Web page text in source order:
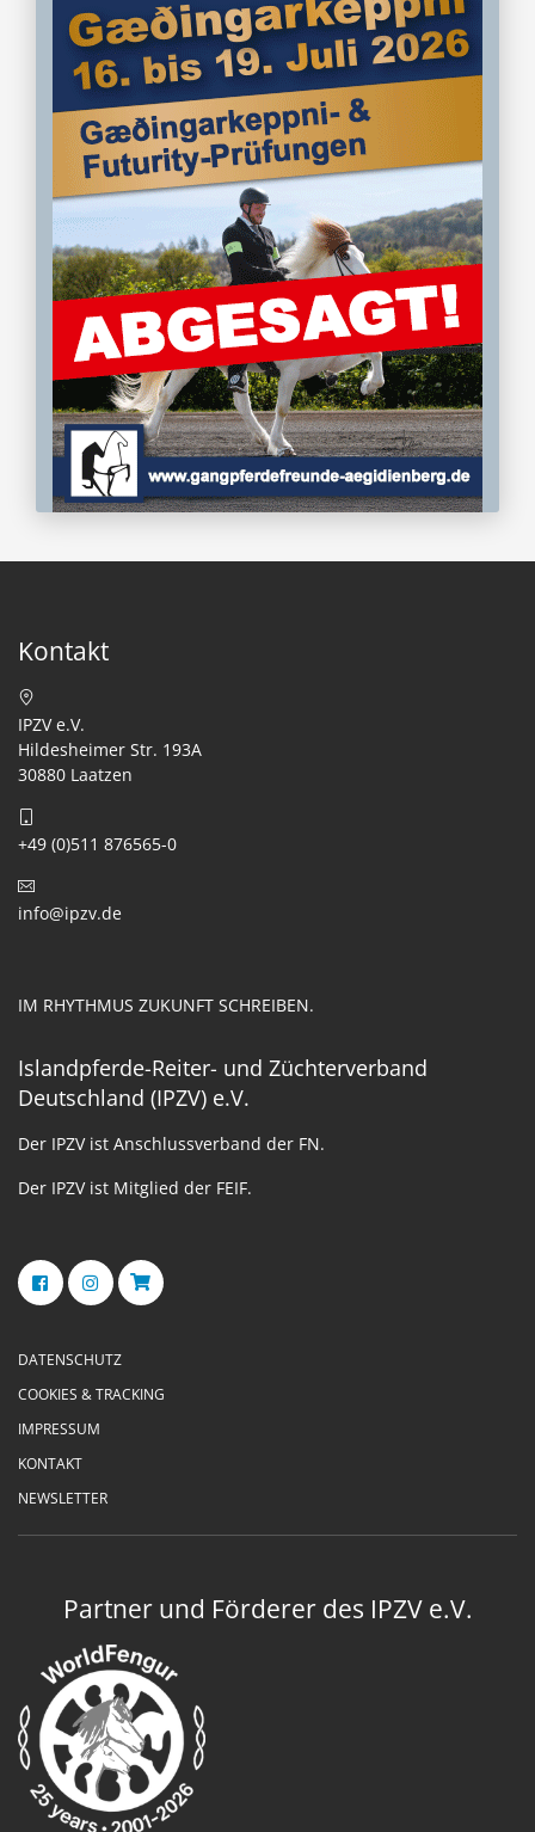
Kontakt
IPZV e.V.
Hildesheimer Str. 193A
30880 Laatzen
+49 (0)511 876565-0
info@ipzv.de
IM RHYTHMUS ZUKUNFT SCHREIBEN.
Islandpferde-Reiter- und Züchterverband
Deutschland (IPZV) e.V.
Der IPZV ist Anschlussverband der FN.
Der IPZV ist Mitglied der FEIF.
DATENSCHUTZ
COOKIES & TRACKING
IMPRESSUM
KONTAKT
NEWSLETTER
Partner und Förderer des IPZV e.V.